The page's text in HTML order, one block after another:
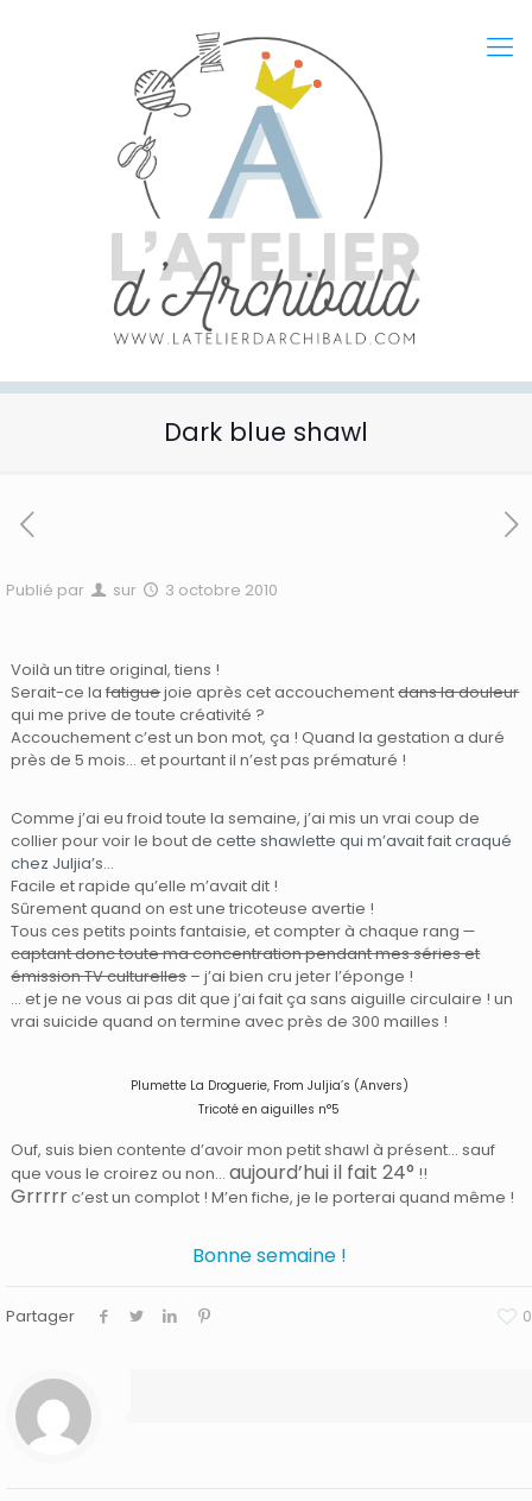
Dark blue shawl
Publié par sur 3 octobre 2010
Voilà un titre original, tiens !
Serait-ce lafatiguejoie après cet accouchementdans la douleur
qui me prive de toute créativité ?
Accouchement c’est un bon mot, ça ! Quand la gestation a duré
près de 5 mois… et pourtant il n’est pas prématuré !
Comme j’ai eu froid toute la semaine, j’ai mis un vrai coup de
collier pour voir le bout decette shawlette qui m’avait fait craqué
chez Juljia’s…
Facile et rapide qu’elle m’avait dit !
Sûrement quand on est une tricoteuse avertie !
Tous ces petits points fantaisie, et compter à chaque rang–
captant donc toute ma concentration pendant mes séries et
émission TV culturelles– j’ai bien cru jeter l’éponge !
… et je ne vous ai pas dit que j’ai fait ça sans aiguille circulaire ! un
vrai suicide quand on termine avec près de 300 mailles !
Plumette La Droguerie, From Juljia’s (Anvers)
Tricoté en aiguilles n°5
Ouf, suis bien contente d’avoir mon petit shawl à présent… sauf
que vous le croirez ou non…aujourd’hui il fait 24° !!
Grrrrrc’est un complot ! M’en fiche, je le porterai quand même !
Bonne semaine !
Partager 0